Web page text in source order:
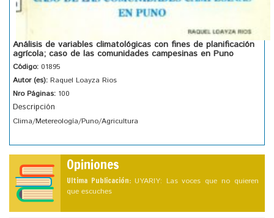
Análisis de variables climatológicas con fines de planificación
agrícola; caso de las comunidades campesinas en Puno
Código: 01895
Autor (es): Raquel Loayza Rios
Nro Páginas: 100
Descripción
Clima/Metereología/Puno/Agricultura
Opiniones
Ultima Publicación: UYARIY: Las voces que no quieren
que escuches